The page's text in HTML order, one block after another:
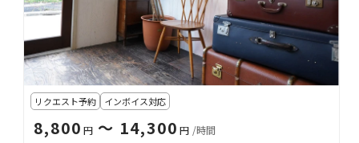
リクエスト予約 インボイス対応
8,800 円〜 14,300 円 /時間